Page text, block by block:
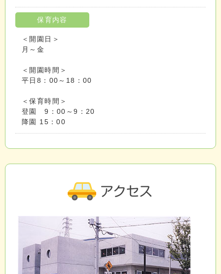
保育内容
＜開園日＞
月～金
＜開園時間＞
平日8：00～18：00
＜保育時間＞
登園 9：00～9：20
降園 15：00